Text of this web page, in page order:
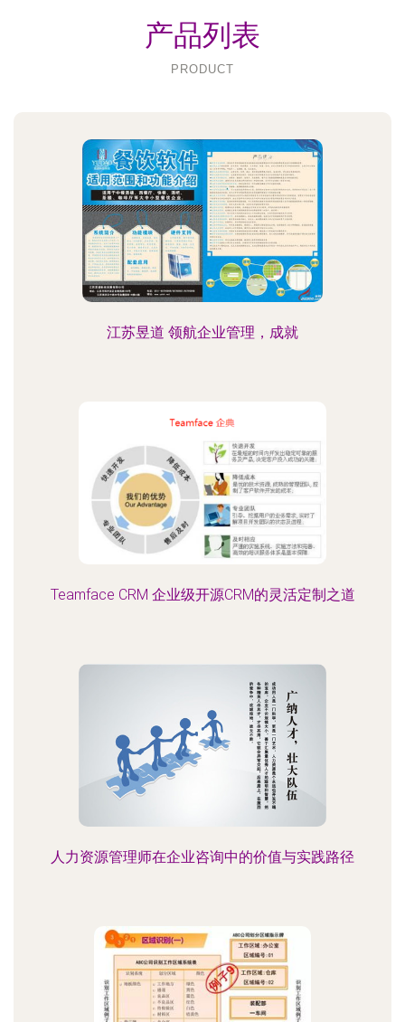
产品列表
PRODUCT
江苏昱道 领航企业管理，成就
Teamface CRM 企业级开源CRM的灵活定制之道
人力资源管理师在企业咨询中的价值与实践路径